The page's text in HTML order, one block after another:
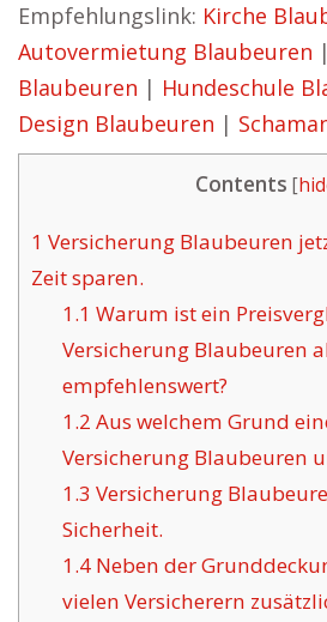
Empfehlungslink: Kirche
Autovermietung Blaubeuren |
Blaubeuren | Hundeschule
Design Blaubeuren |
Contents [
1 Versicherung Blaubeuren
Zeit sparen.
1.1 Warum ist ein
Versicherung Blaubeuren
empfehlenswert?
1.2 Aus welchem Grund
Versicherung Blaubeuren
1.3 Versicherung
Sicherheit.
1.4Neben der
vielen Versicherern